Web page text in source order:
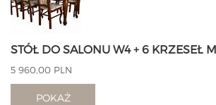
STÓŁ DO SALONU W4 + 6 KRZESEŁ
5 960,00 PLN
POKAŻ